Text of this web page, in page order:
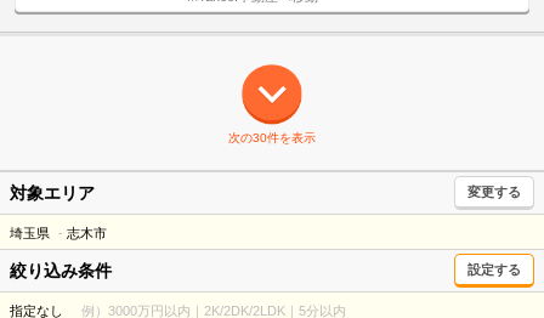
次の30件を表示
対象エリア 変更する
埼玉県 志木市
絞り込み条件 設定する
指定なし 例）3000万円以内｜2K/2DK/2LDK｜5分以内